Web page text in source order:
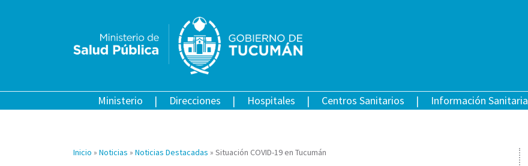
Ministerio Direcciones Hospitales Centros Sanitarios Información Sanitaria
Inicio » Noticias » Noticias Destacadas » Situación COVID-19 en Tucumán